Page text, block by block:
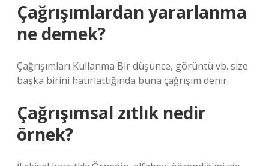
Çağrışımlardan yararlanma
ne demek?
Çağrışımları Kullanma Bir düşünce, görüntü vb. size
başka birini hatırlattığında buna çağrışım denir.
Çağrışımsal zıtlık nedir
örnek?